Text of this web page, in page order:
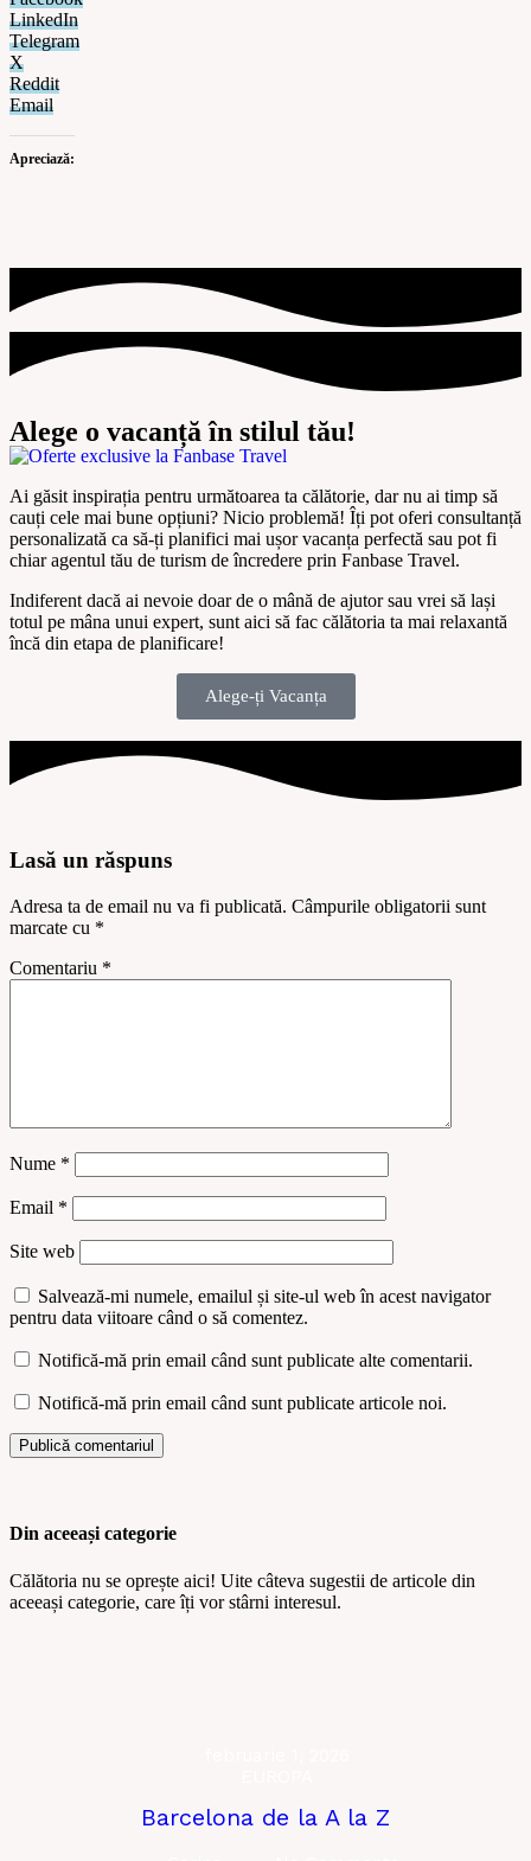
LinkedIn
Telegram
X
Reddit
Email
Apreciază:
Alege o vacanță în stilul tău!
Ai găsit inspirația pentru următoarea ta călătorie, dar nu ai timp să
cauți cele mai bune opțiuni? Nicio problemă! Îți pot oferi consultanță
personalizată ca să-ți planifici mai ușor vacanța perfectă sau pot fi
chiar agentul tău de turism de încredere prin Fanbase Travel.
Indiferent dacă ai nevoie doar de o mână de ajutor sau vrei să lași
totul pe mâna unui expert, sunt aici să fac călătoria ta mai relaxantă
încă din etapa de planificare!
Alege-ți Vacanța
Lasă un răspuns
Adresa ta de email nu va fi publicată. Câmpurile obligatorii sunt
marcate cu *
Comentariu *
Nume *
Email *
Site web
Salvează-mi numele, emailul și site-ul web în acest navigator
pentru data viitoare când o să comentez.
Notifică-mă prin email când sunt publicate alte comentarii.
Notifică-mă prin email când sunt publicate articole noi.
Din aceeași categorie
Călătoria nu se oprește aici! Uite câteva sugestii de articole din
aceeași categorie, care îți vor stârni interesul.
Barcelona de la A la Z